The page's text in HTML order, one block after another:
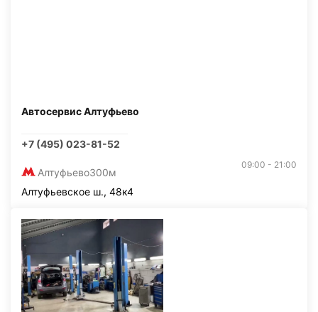
Автосервис Алтуфьево
+7 (495) 023-81-52
Алтуфьево300м
09:00 - 21:00
Алтуфьевское ш., 48к4